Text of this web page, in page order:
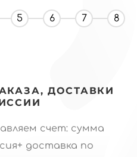
5 6 7 8
ДОСТАВКИ
счет: сумма
доставка по